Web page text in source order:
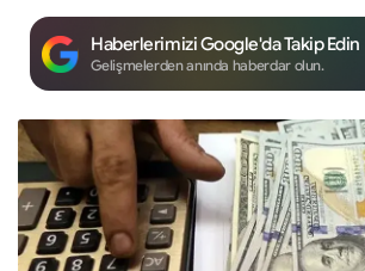
Haberlerimizi Google'da Takip Edin
Gelişmelerden anında haberdar olun.